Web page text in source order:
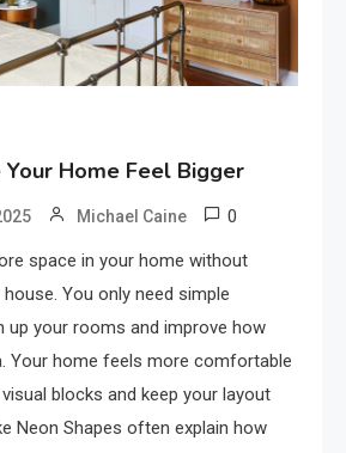
Home Feel Bigger
Michael Caine 0
space in your home without
You only need simple
up your rooms and improve how
Your home feels more comfortable
blocks and keep your layout
Neon Shapes often explain how